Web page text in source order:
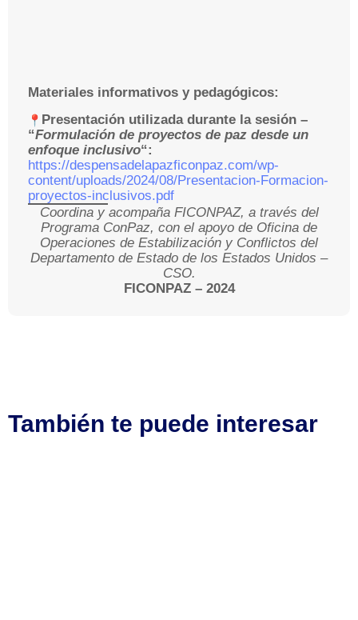
Materiales informativos y pedagógicos:
Presentación utilizada durante la sesión –
“Formulación de proyectos de paz desde un
enfoque inclusivo“:
https://despensadelapazficonpaz.com/wp-
content/uploads/2024/08/Presentacion-Formacion-
proyectos-inclusivos.pdf
Coordina y acompaña FICONPAZ, a través del
Programa ConPaz, con el apoyo de Oficina de
Operaciones de Estabilización y Conflictos del
Departamento de Estado de los Estados Unidos –
CSO.
FICONPAZ – 2024
También te puede interesar